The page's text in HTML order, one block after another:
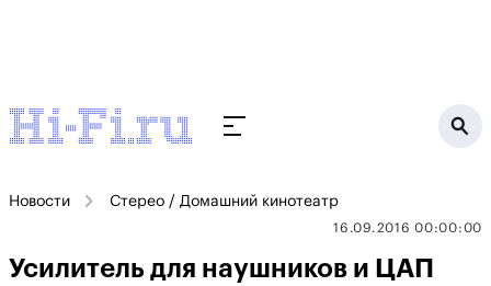
Новости Стерео / Домашний кинотеатр
16.09.2016 00:00:00
Усилитель для наушников и ЦАП